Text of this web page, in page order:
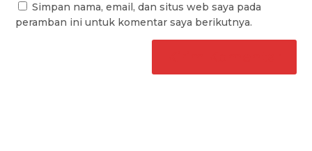
Simpan nama, email, dan situs web saya pada
peramban ini untuk komentar saya berikutnya.